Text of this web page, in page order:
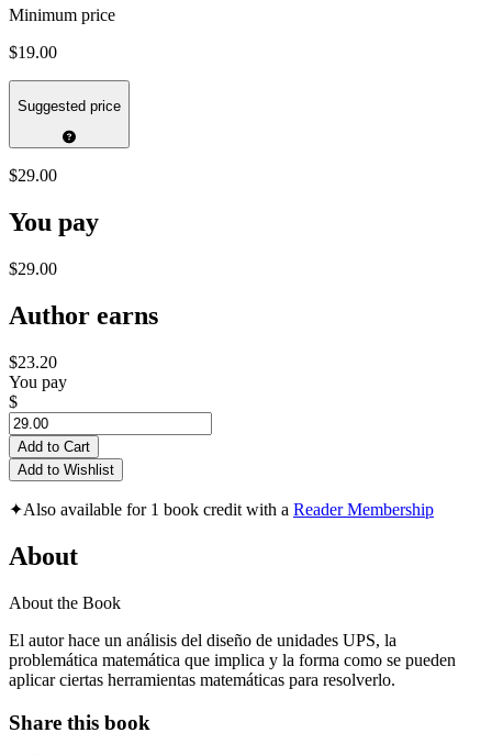
Minimum price
$19.00
Suggested price
$29.00
You pay
$29.00
Author earns
$23.20
You pay
$
Add to Cart
Add to Wishlist
✦Also available for 1 book credit with a Reader Membership
About
About the Book
El autor hace un análisis del diseño de unidades UPS, la
problemática matemática que implica y la forma como se pueden
aplicar ciertas herramientas matemáticas para resolverlo.
Share this book